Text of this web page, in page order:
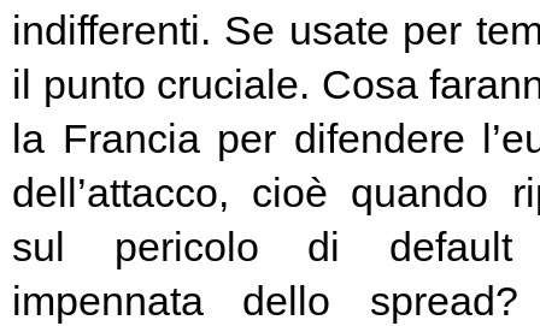
indifferenti. Se usate per
il punto cruciale. Cosa
la Francia per difendere
dell’attacco, cioè quando
sul pericolo di default
impennata dello